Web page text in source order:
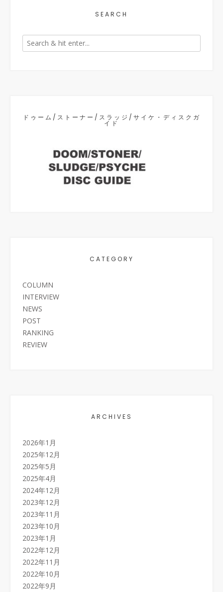
SEARCH
ドゥーム/ストーナー/スラッジ/サイケ・ディスクガ
イド
CATEGORY
COLUMN
INTERVIEW
NEWS
POST
RANKING
REVIEW
ARCHIVES
2026年1月
2025年12月
2025年5月
2025年4月
2024年12月
2023年12月
2023年11月
2023年10月
2023年1月
2022年12月
2022年11月
2022年10月
2022年9月